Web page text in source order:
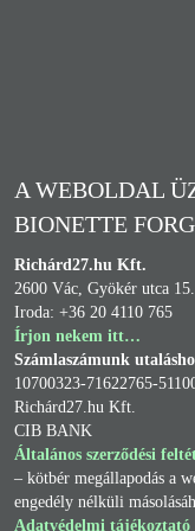
A WEBOLDAL
BIONETTE
Richárd27.hu Kft.
2600 Vác, Gyökér utca 15.
Iroda: +36 20 4110 765
Írjon nekem itt…
Számlaszámunk
10700323-71622765-
Richárd27.hu Kft.
CIB BANK
Általános szerződési
– kötbér megállapodás a
engedély nélküli
Adatvédelmi tájékoztató